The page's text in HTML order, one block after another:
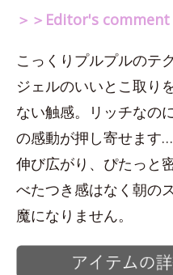
＞＞Editor's comment
こっくりプルプルのテ
ジェルのいいとこ取り
ない触感。リッチなの
の感動が押し寄せます
伸び広がり、ぴたっと
べたつき感はなく朝の
魔になりません。